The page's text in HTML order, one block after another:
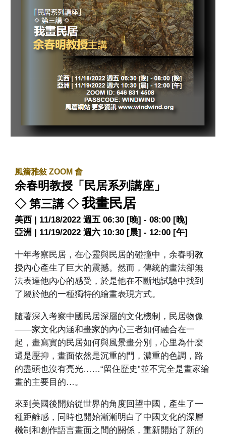
風簷雅敍 ZOOM 會
余春明教授「民居系列講座」
◇ 第三講 ◇我畫民居
美西 | 11/18/2022 週五 06:30 [晚] - 08:00 [晚]
亞洲 | 11/19/2022 週六 10:30 [晨] - 12:00 [午]
十年考察民居，在心靈與民居的碰撞中，余春明教
授內心產生了巨大的震撼。然而，傳統的畫法卻無
法表達他內心的感受，於是他在不斷地試驗中找到
了屬於他的一種獨特的繪畫表現方式。
隨著深入考察中國民居深層的文化機制，民居物像
——家文化內涵和畫家的內心三者如何融合在一
起，畫寫實的民居如何與風景畫分別，心里為什麼
還是壓抑，畫面依然是沉重的門，濃重的色調，路
的盡頭也沒有亮光……“留住歷史”並不完全是畫家繪
畫的主要目的…。
來到美國後開始從世界的角度回望中國，產生了一
種距離感，同時也開始漸漸明白了中國文化的深層
機制和創作語言畫面之間的關係，重新開始了新的